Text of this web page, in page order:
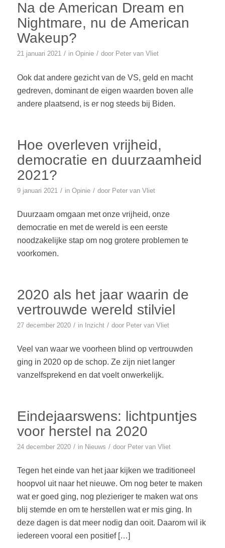
Na de American Dream en
Nightmare, nu de American
Wakeup?
21 januari 2021 / in Opinie / door Peter van Vliet
Ook dat andere gezicht van de VS, geld en macht
gedreven, dominant de eigen waarden boven alle
andere plaatsend, is er nog steeds bij Biden.
Hoe overleven vrijheid,
democratie en duurzaamheid
2021?
9 januari 2021 / in Opinie / door Peter van Vliet
Duurzaam omgaan met onze vrijheid, onze
democratie en met de wereld is een eerste
noodzakelijke stap om nog grotere problemen te
voorkomen.
2020 als het jaar waarin de
vertrouwde wereld stilviel
27 december 2020 / in Inzicht / door Peter van Vliet
Veel van waar we voorheen blind op vertrouwden
ging in 2020 op de schop. Ze zijn niet langer
vanzelfsprekend en dat voelt onwerkelijk.
Eindejaarswens: lichtpuntjes
voor herstel na 2020
24 december 2020 / in Nieuws / door Peter van Vliet
Tegen het einde van het jaar kijken we traditioneel
hoopvol uit naar het nieuwe. Om nog beter te maken
wat er goed ging, nog plezieriger te maken wat ons
blij stemde en om te herstellen wat er mis ging. In
deze dagen is dat meer nodig dan ooit. Daarom wil ik
iedereen vooral een positief […]